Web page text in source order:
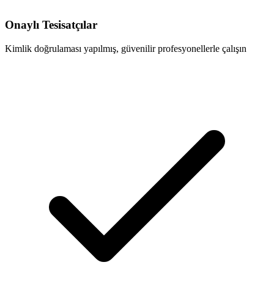
Onaylı Tesisatçılar
Kimlik doğrulaması yapılmış, güvenilir profesyonellerle çalışın